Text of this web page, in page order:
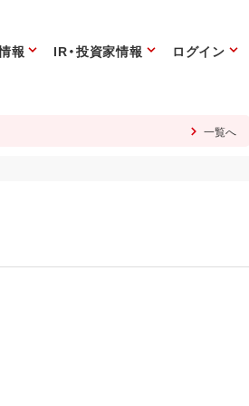
報 IR・投資家情報 ログイン
一覧へ